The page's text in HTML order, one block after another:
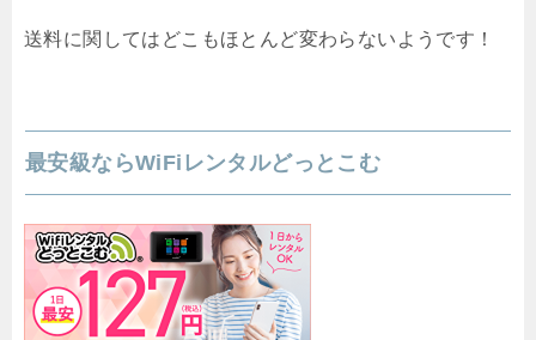
送料に関してはどこもほとんど変わらないようです！
最安級ならWiFiレンタルどっとこむ